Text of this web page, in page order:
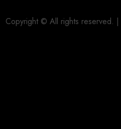
Copyright © All rights reserved. |